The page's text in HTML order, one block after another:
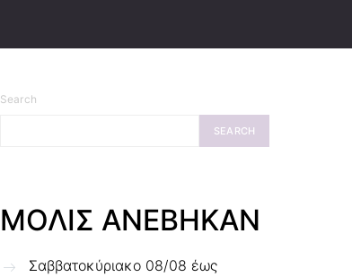
Search
SEARCH
ΜΟΛΙΣ ΑΝΕΒΗΚΑΝ
Σαββατοκύριακο 08/08 έως